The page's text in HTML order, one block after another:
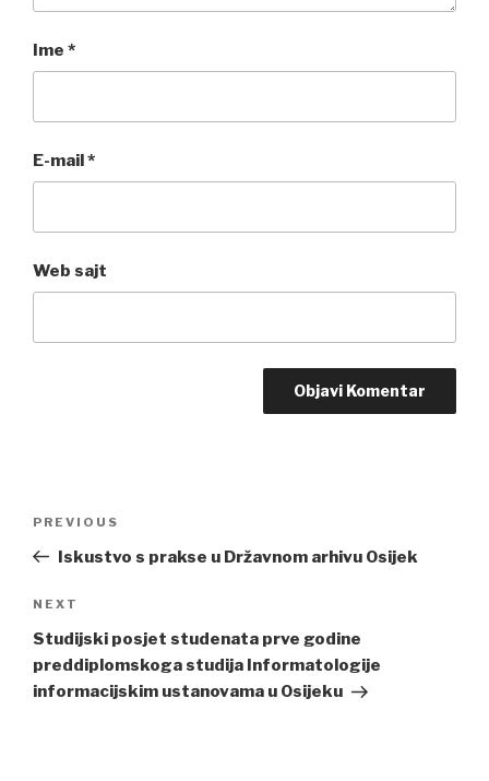
Ime *
E-mail*
Web sajt
Previous
Post
PREVIOUS
Iskustvo s prakse u Državnom arhivu Osijek
Next
Post
NEXT
Studijski posjet studenata prve godine
preddiplomskoga studija Informatologije
informacijskim ustanovama u Osijeku